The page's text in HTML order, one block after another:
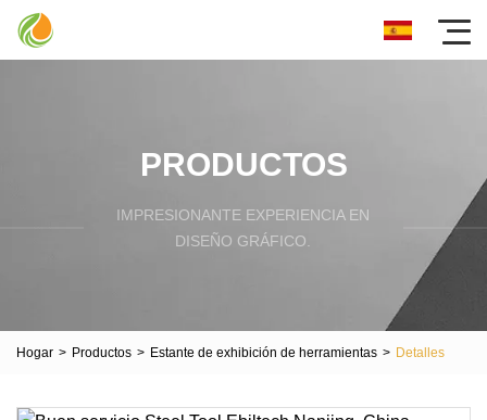
PRODUCTOS
IMPRESIONANTE EXPERIENCIA EN
DISEÑO GRÁFICO.
Hogar > Productos > Estante de exhibición de herramientas > Detalles